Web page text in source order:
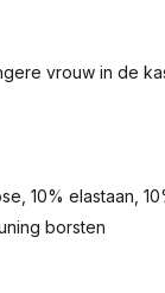
vrouw in de
10% elastaan,
borsten